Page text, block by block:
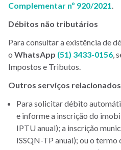
Complementar nº 920/2021.
Débitos não tributários
Para consultar a existência de
o WhatsApp (51) 3433-0156,
Impostos e Tributos.
Outros serviços relacionados
Para solicitar débito
e informe a inscrição do
IPTU anual); a inscrição
ISSQN-TP anual); ou o